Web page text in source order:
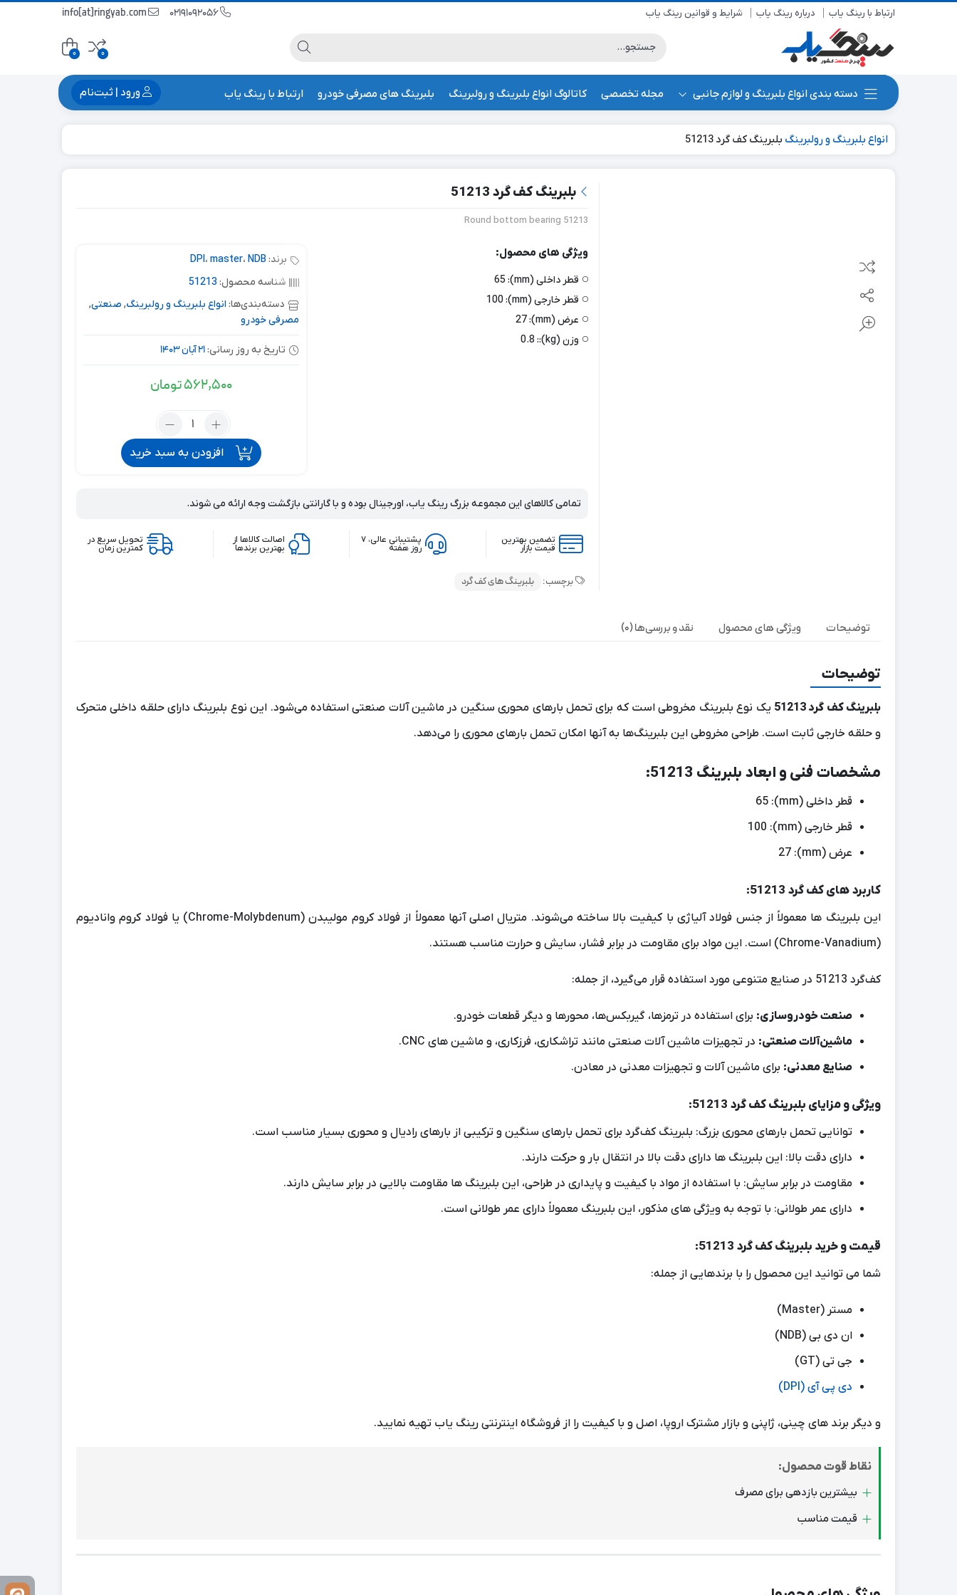
ارتباط با رینگ یاب درباره رینگ یاب شرایط و قوانین رینگ یاب
0
0
دسته بندی انواع بلبرینگ و لوازم جانبی
جدید
مجله تخصصی کاتالوگ انواع بلبرینگ و رولبرینگ بلبرینگ های مصرفی خودرو ارتباط با رینگ یاب ورود | ثبت‌نام
انواع بلبرینگ و رولبرینگ بلبرینگ کف گرد 51213
بلبرینگ کف گرد 51213
Round bottom bearing 51213
ویژگی های محصول:
قطر داخلی (mm):
65
قطر خارجی (mm):
100
عرض (mm):
27
وزن (kg)::
0.8
برند: DPI،master،NDB
شناسه محصول: 51213
دسته‌بندی‌ها: انواع بلبرینگ و رولبرینگ, صنعتی,
مصرفی خودرو
تاریخ به روز رسانی:21 آبان 1403
562,500تومان
افزودن به سبد خرید
تمامی کالاهای این مجموعه بزرگ رینگ یاب، اورجینال بوده و با گارانتی بازگشت وجه ارائه می شوند.
تضمین بهترین
قیمت بازار
پشتیبانی عالی، ۷
روز هفته
اصالت کالاها از
بهترین برندها
تحویل سریع در
کمترین زمان
برچسب: بلبرینگ های کف گرد
توضیحات ویژگی های محصول نقد و بررسی‌ها (0)
توضیحات
بلبرینگ کف گرد 51213
یک نوع بلبرینگ مخروطی است که برای تحمل بارهای محوری سنگین در ماشین آلات صنعتی استفاده می‌شود. این نوع بلبرینگ دارای حلقه داخلی متحرک
و حلقه خارجی ثابت است. طراحی مخروطی این بلبرینگ‌ها به آنها امکان تحمل بارهای محوری را می‌دهد.
مشخصات فنی و ابعاد بلبرینگ 51213:
قطر داخلی (mm): 65
قطر خارجی (mm): 100
عرض (mm): 27
کاربرد های کف گرد 51213:
این بلبرینگ‌ ها معمولاً از جنس فولاد آلیاژی با کیفیت بالا ساخته می‌شوند. متریال اصلی آنها معمولاً از فولاد کروم مولیبدن (Chrome-Molybdenum) یا فولاد کروم وانادیوم
(Chrome-Vanadium) است. این مواد برای مقاومت در برابر فشار، سایش و حرارت مناسب هستند.
کف‌گرد 51213 در صنایع متنوعی مورد استفاده قرار می‌گیرد، از جمله:
صنعت خودروسازی: برای استفاده در ترمزها، گیربکس‌ها، محورها و دیگر قطعات خودرو.
ماشین‌آلات صنعتی: در تجهیزات ماشین‌ آلات صنعتی مانند تراشکاری، فرزکاری، و ماشین‌ های CNC.
صنایع معدنی: برای ماشین‌ آلات و تجهیزات معدنی در معادن.
ویژگی و مزایای بلبرینگ کف گرد 51213:
توانایی تحمل بارهای محوری بزرگ: بلبرینگ کف‌گرد برای تحمل بارهای سنگین و ترکیبی از بارهای رادیال و محوری بسیار مناسب است.
دارای دقت بالا: این بلبرینگ‌ ها دارای دقت بالا در انتقال بار و حرکت دارند.
مقاومت در برابر سایش: با استفاده از مواد با کیفیت و پایداری در طراحی، این بلبرینگ‌ ها مقاومت بالایی در برابر سایش دارند.
دارای عمر طولانی: با توجه به ویژگی‌ های مذکور، این بلبرینگ معمولاً دارای عمر طولانی است.
قیمت و خرید بلبرینگ کف گرد 51213:
شما می توانید این محصول را با برندهایی از جمله:
مستر (Master)
ان دی بی (NDB)
جی تی (GT)
دی پی آی (DPI)
و دیگر برند های چینی، ژاپنی و بازار مشترک اروپا، اصل و با کیفیت را از فروشگاه اینترنتی رینگ یاب تهیه نمایید.
نقاط قوت محصول:
بیشترین بازدهی برای مصرف
قیمت مناسب